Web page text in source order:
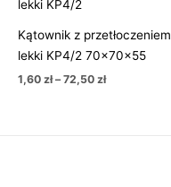
Kątownik z przetłoczeniem
lekki KP4/2 70x70x55
1,60 zł – 72,50 zł
do
72,50 zł